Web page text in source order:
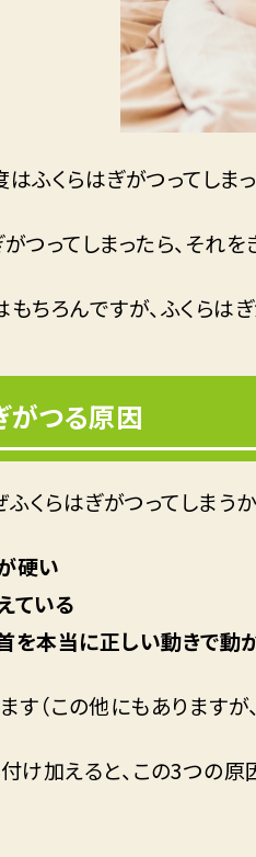
ふくらはぎがつってしま
つってしまったら、それ
ちろんですが、ふくらは
がつる原因
ふくらはぎがつってしまう
硬い
ている
本当に正しい動きで動
す（この他にもありますが
け加えると、この3つの原